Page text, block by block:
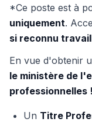
*Ce poste est à
uniquement.
si reconnu
En vue d'obtenir
le ministère de
professionnelles !
Un Titre